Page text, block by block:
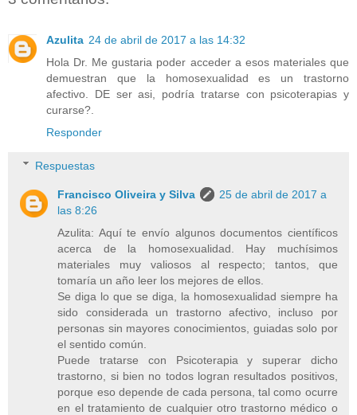
Azulita 24 de abril de 2017 a las 14:32
Hola Dr. Me gustaria poder acceder a esos materiales que
demuestran que la homosexualidad es un trastorno
afectivo. DE ser asi, podría tratarse con psicoterapias y
curarse?.
Responder
Respuestas
Francisco Oliveira y Silva
25 de abril de 2017 a
las 8:26
Azulita: Aquí te envío algunos documentos científicos
acerca de la homosexualidad. Hay muchísimos
materiales muy valiosos al respecto; tantos, que
tomaría un año leer los mejores de ellos.
Se diga lo que se diga, la homosexualidad siempre ha
sido considerada un trastorno afectivo, incluso por
personas sin mayores conocimientos, guiadas solo por
el sentido común.
Puede tratarse con Psicoterapia y superar dicho
trastorno, si bien no todos logran resultados positivos,
porque eso depende de cada persona, tal como ocurre
en el tratamiento de cualquier otro trastorno médico o